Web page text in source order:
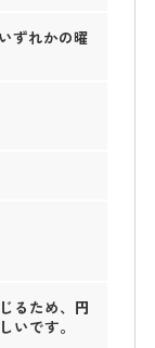
ずれかの曜
るため、円
いです。